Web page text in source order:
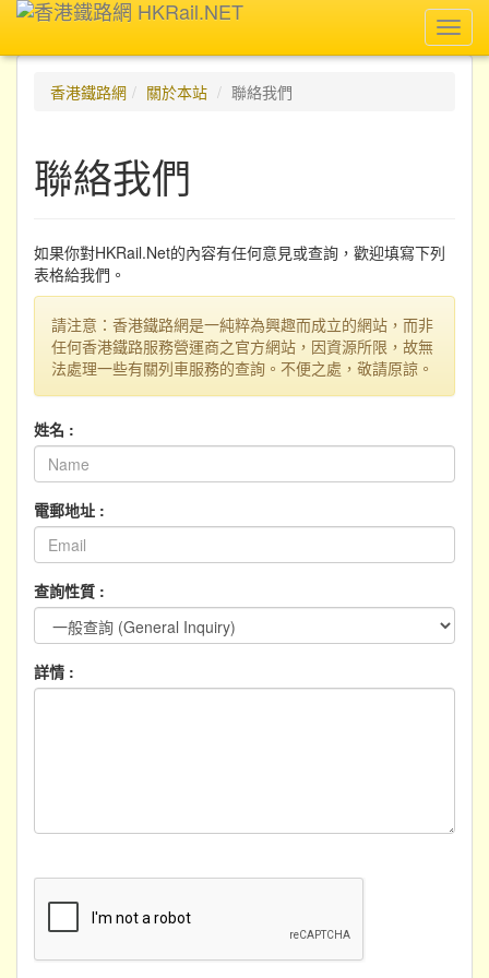
香港鐵路網
關於本站 聯絡我們
聯絡我們
如果你對HKRail.Net的內容有任何意見或查詢，歡迎填寫下列
表格給我們。
請注意：香港鐵路網是一純粹為興趣而成立的網站，而非
任何香港鐵路服務營運商之官方網站，因資源所限，故無
法處理一些有關列車服務的查詢。不便之處，敬請原諒。
姓名 :
電郵地址 :
查詢性質 :
詳情 :